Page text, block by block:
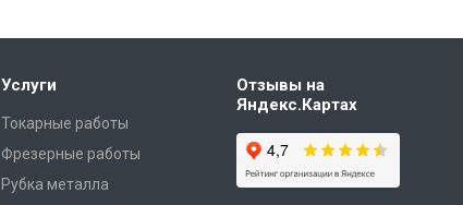
Услуги
Токарные работы
Фрезерные работы
Рубка металла
Отзывы на
Яндекс.Картах